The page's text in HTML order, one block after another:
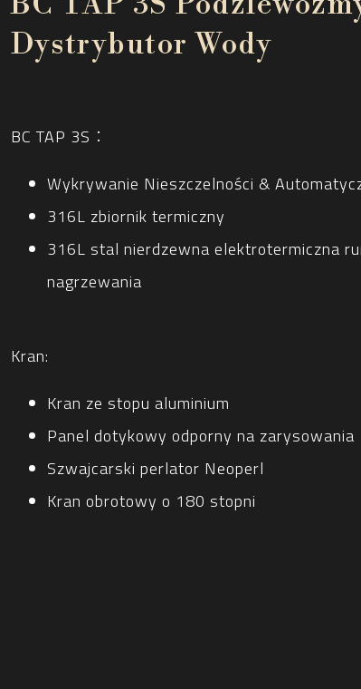
Dystrybutor Wody
BC TAP 3S：
Wykrywanie Nieszczelności &
316L zbiornik termiczny
316L stal nierdzewna elektrotermiczna
nagrzewania
Kran:
Kran ze stopu aluminium
Panel dotykowy odporny na zarysowania
Szwajcarski perlator Neoperl
Kran obrotowy o 180 stopni